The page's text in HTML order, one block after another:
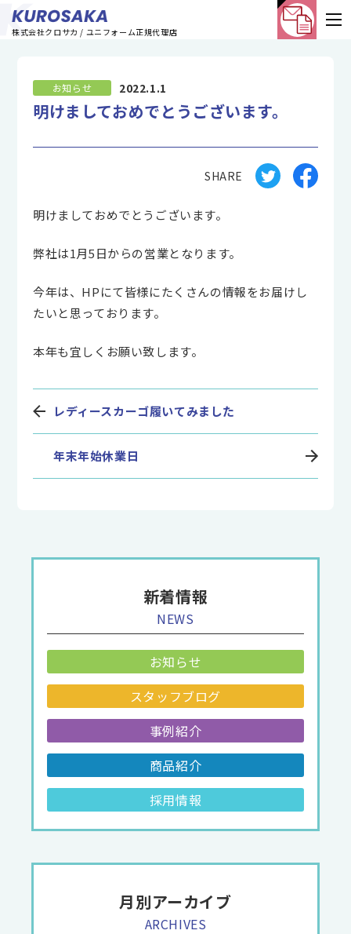
株式会社クロサカ / ユニフォーム正規代理店
新着情報
NEWS
お知らせ
スタッフブログ
事例紹介
商品紹介
採用情報
月別アーカイブ
ARCHIVES
お知らせ 2022.1.1
明けましておめでとうございます。
SHARE
明けましておめでとうございます。
弊社は1月5日からの営業となります。
今年は、HPにて皆様にたくさんの情報をお届けし
たいと思っております。
本年も宜しくお願い致します。
レディースカーゴ履いてみました
年末年始休業日